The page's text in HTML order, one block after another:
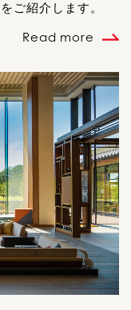
ご紹介します。
Read more